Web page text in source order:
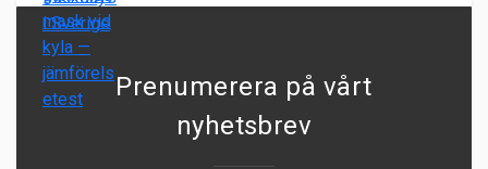
Prenumerera på vårt
nyhetsbrev